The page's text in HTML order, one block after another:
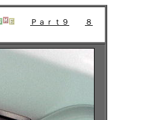
Ｐａｒｔ９
８